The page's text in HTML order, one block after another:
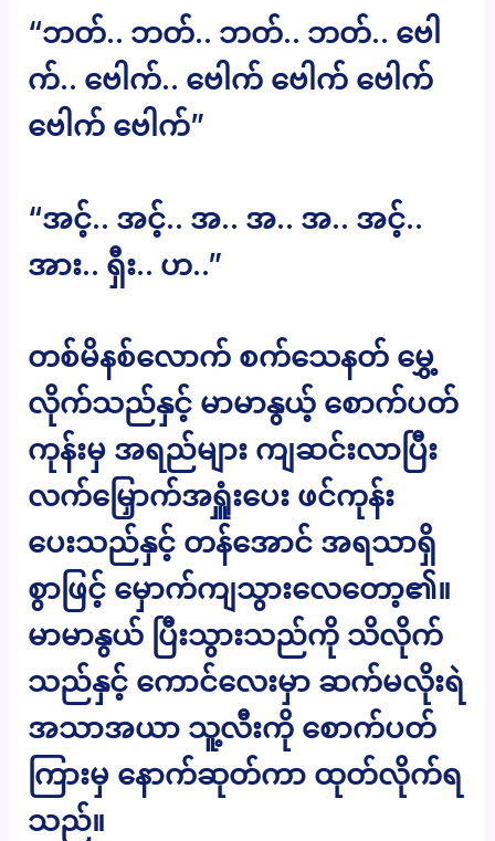
“ဘတ်.. ဘတ်.. ဘတ်.. ဘတ်.. ဗေါ
က်.. ဗေါက်.. ဗေါက် ဗေါက် ဗေါက်
ဗေါက် ဗေါက်”
“အင့်.. အင့်.. အ.. အ.. အ.. အင့်..
အား.. ရှီး.. ဟ..”
တစ်မိနစ်လောက် စက်သေနတ် မွှေ့
လိုက်သည်နှင့် မာမာနွယ့် စောက်ပတ်
ကုန်းမှ အရည်များ ကျဆင်းလာပြီး
လက်မြှောက်အရှူံးပေး ဖင်ကုန်း
ပေးသည်နှင့် တန်အောင် အရသာရှိ
စွာဖြင့် မှောက်ကျသွားလေတော့၏။
မာမာနွယ် ပြီးသွားသည်ကို သိလိုက်
သည်နှင့် ကောင်လေးမှာ ဆက်မလိုးရဲ
အသာအယာ သူ့လီးကို စောက်ပတ်
ကြားမှ နောက်ဆုတ်ကာ ထုတ်လိုက်ရ
သည်။